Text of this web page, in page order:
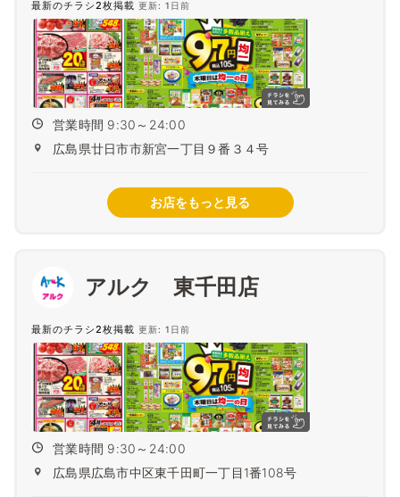
最新のチラシ2枚掲載 更新: 1日前
営業時間 9:30～24:00
広島県廿日市市新宮一丁目９番３４号
お店をもっと見る
アルク 東千田店
最新のチラシ2枚掲載 更新: 1日前
営業時間 9:30～24:00
広島県広島市中区東千田町一丁目1番108号